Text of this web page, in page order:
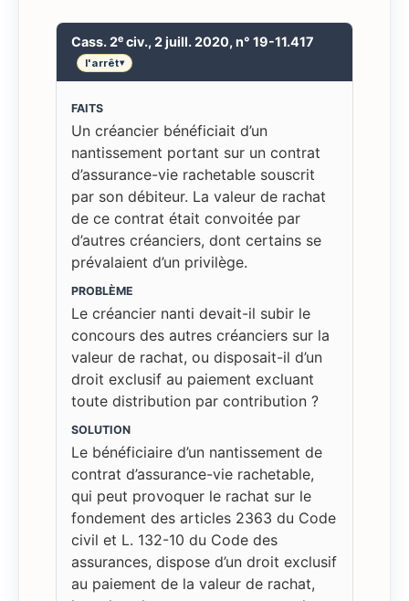
Cass. 2e civ., 2 juill. 2020, n° 19-11.417
l'arrêt▾
FAITS
Un créancier bénéficiait d’un
nantissement portant sur un contrat
d’assurance-vie rachetable souscrit
par son débiteur. La valeur de rachat
de ce contrat était convoitée par
d’autres créanciers, dont certains se
prévalaient d’un privilège.
PROBLÈME
Le créancier nanti devait-il subir le
concours des autres créanciers sur la
valeur de rachat, ou disposait-il d’un
droit exclusif au paiement excluant
toute distribution par contribution ?
SOLUTION
Le bénéficiaire d’un nantissement de
contrat d’assurance-vie rachetable,
qui peut provoquer le rachat sur le
fondement des articles 2363 du Code
civil et L. 132-10 du Code des
assurances, dispose d’un droit exclusif
au paiement de la valeur de rachat,